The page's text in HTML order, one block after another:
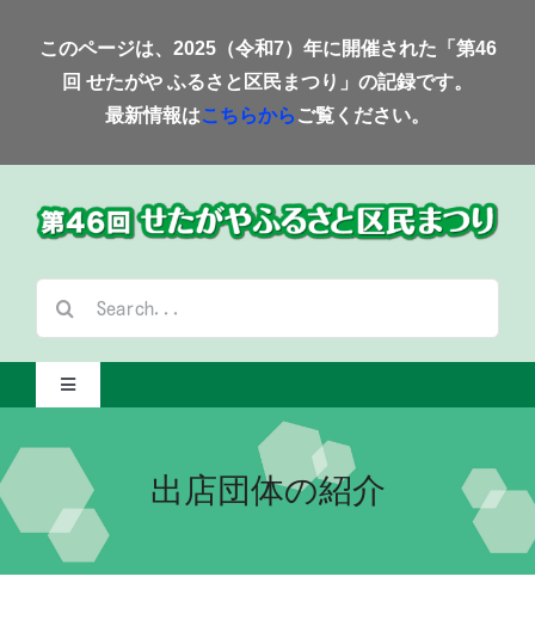
このページは、2025（令和7）年に開催された「第46
回 せたがや ふるさと区民まつり」の記録です。
最新情報はこちらから ご覧ください。
…
Toggle
Navigation
Home-2025-
会場案内
出店団体の紹介